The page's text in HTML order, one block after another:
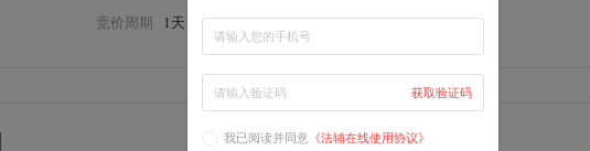
竞价周期 1天 延时周期 5分钟
获取验证码
我已阅读并同意 《法辅在线使用协议》